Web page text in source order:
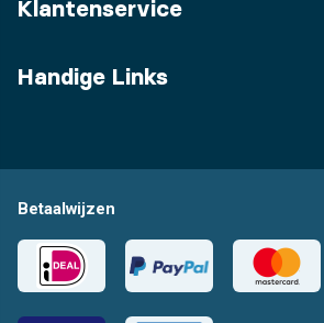
Klantenservice
Handige Links
Betaalwijzen